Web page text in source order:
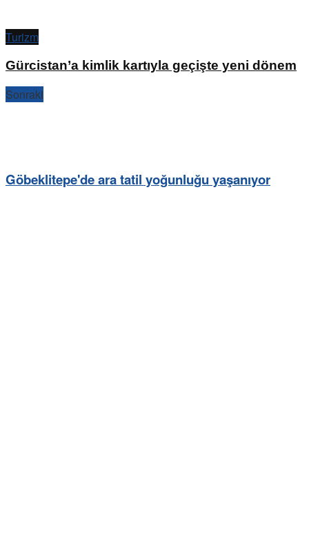
Turizm
Gürcistan’a kimlik kartıyla geçişte yeni dönem
Sonraki
Göbeklitepe'de ara tatil yoğunluğu yaşanıyor